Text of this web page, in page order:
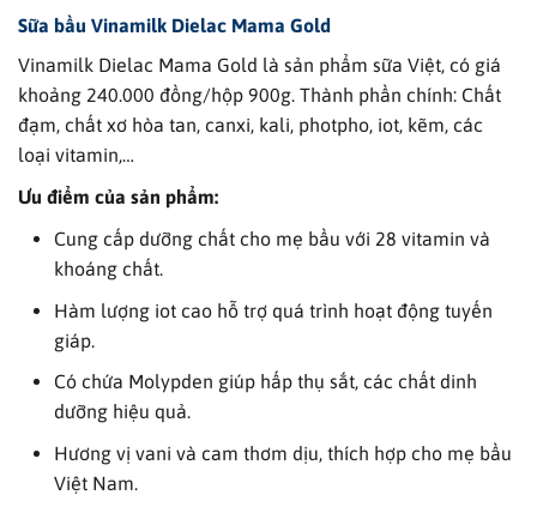
Sữa bầu Vinamilk Dielac Mama Gold
Vinamilk Dielac Mama Gold là sản phẩm sữa Việt, có giá
khoảng 240.000 đồng/hộp 900g. Thành phần chính: Chất
đạm, chất xơ hòa tan, canxi, kali, photpho, iot, kẽm, các
loại vitamin,…
Ưu điểm của sản phẩm:
Cung cấp dưỡng chất cho mẹ bầu với 28 vitamin và
khoáng chất.
Hàm lượng iot cao hỗ trợ quá trình hoạt động tuyến
giáp.
Có chứa Molypden giúp hấp thụ sắt, các chất dinh
dưỡng hiệu quả.
Hương vị vani và cam thơm dịu, thích hợp cho mẹ bầu
Việt Nam.